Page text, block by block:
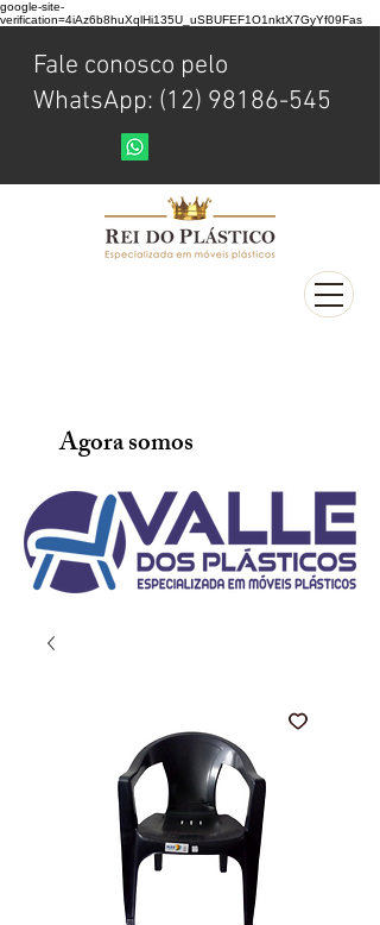
google-site-
verification=4iAz6b8huXqlHi135U_uSBUFEF1O1nktX7GyYf09Fas
Fale conosco pelo
WhatsApp: (12) 98186-545
Agora somos